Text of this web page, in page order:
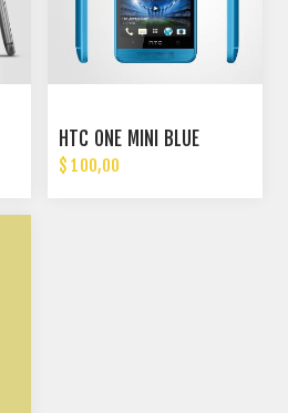
HTC ONE MINI BLUE
$ 100,00